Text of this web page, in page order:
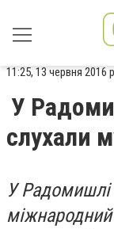
11:25, 13 червня 2016
У
слухали
У Радомишлі